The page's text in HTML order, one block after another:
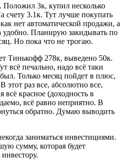
3к, купил несколько
счету 3.1к. Тут лучше покупать
нет автоматической продажи, а
удобно. Планирую закидывать по
Но пока что не трогаю.
Тинькофф 278к, выведено 50к.
всё печально, надо всё таки
Только месяц пойдет в плюс,
этот раз все, абсолютно все,
красное (доходность в
всё равно неприятно. В
обратно. Думаю выводить
заниматься инвестициями.
сумму, которая будет